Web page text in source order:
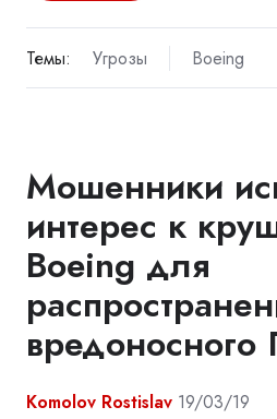
Темы: Угрозы Boeing
Мошенники
интерес к
Boeing для
Komolov Rostislav 19/03/19